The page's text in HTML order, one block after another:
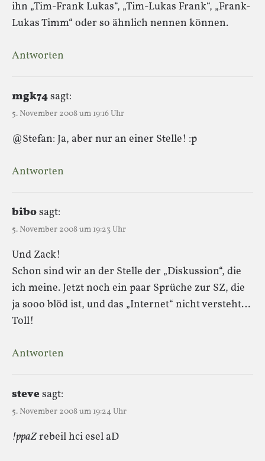
ihn „Tim-Frank Lukas“, „Tim-Lukas Frank“, „Frank-
Lukas Timm“ oder so ähnlich nennen können.
Antworten
mgk74sagt:
5. November 2008 um 19:16 Uhr
@Stefan: Ja, aber nur an einer Stelle! :p
Antworten
bibosagt:
5. November 2008 um 19:23 Uhr
Und Zack!
Schon sind wir an der Stelle der „Diskussion“, die
ich meine. Jetzt noch ein paar Sprüche zur SZ, die
ja sooo blöd ist, und das „Internet“ nicht versteht…
Toll!
Antworten
stevesagt:
5. November 2008 um 19:24 Uhr
!ppaZrebeil hci esel aD